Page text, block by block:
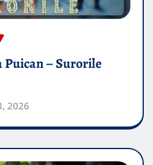
Puican – Surorile
2026